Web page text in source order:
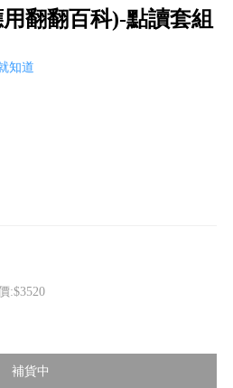
翻翻百科)-點讀套組
知道
:$3520